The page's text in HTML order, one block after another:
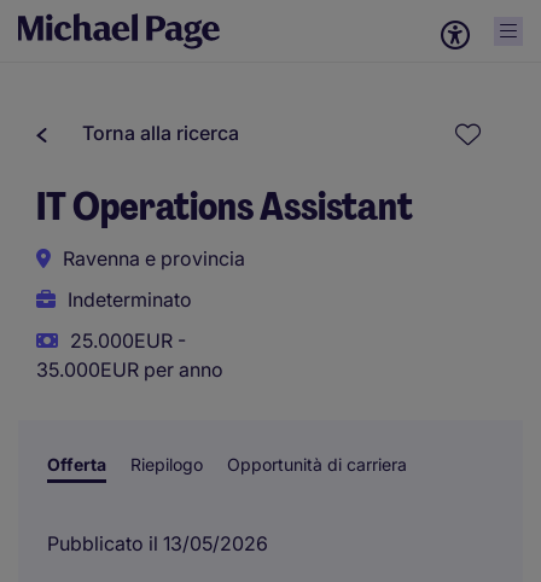
Torna alla ricerca
IT Operations Assistant
Ravenna e provincia
Indeterminato
25.000EUR -
35.000EUR per anno
Offerta Riepilogo Opportunità di carriera
Pubblicato il 13/05/2026